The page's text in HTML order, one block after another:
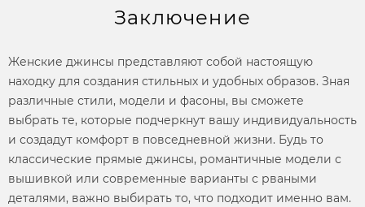
Заключение
Женские джинсы представляют собой настоящую
находку для создания стильных и удобных образов. Зная
различные стили, модели и фасоны, вы сможете
выбрать те, которые подчеркнут вашу индивидуальность
и создадут комфорт в повседневной жизни. Будь то
классические прямые джинсы, романтичные модели с
вышивкой или современные варианты с рваными
деталями, важно выбирать то, что подходит именно вам.